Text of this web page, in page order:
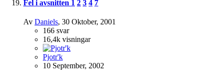
Fel i avsnitten 1 2 3 4 7
Av Daniels, 30 Oktober, 2001
166 svar
16,4k visningar
Pjotr'k
10 September, 2002